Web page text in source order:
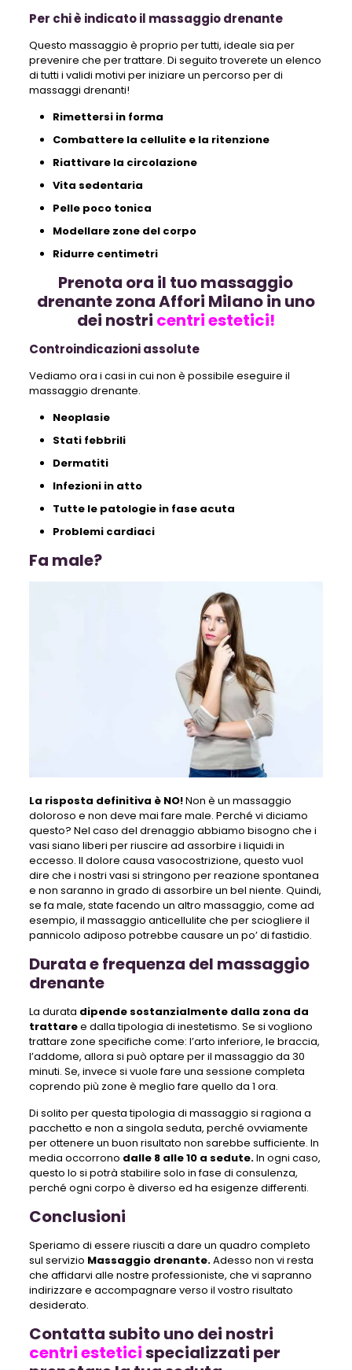
Per chi è indicato il massaggio drenante
Questo massaggio è proprio per tutti, ideale sia per
prevenire che per trattare. Di seguito troverete un elenco
di tutti i validi motivi per iniziare un percorso per di
massaggi drenanti!
Rimettersi in forma
Combattere la cellulite e la ritenzione
Riattivare la circolazione
Vita sedentaria
Pelle poco tonica
Modellare zone del corpo
Ridurre centimetri
Prenota ora il tuo massaggio
drenante zona Affori Milano in uno
dei nostri centri estetici!
Controindicazioni assolute
Vediamo ora i casi in cui non è possibile eseguire il
massaggio drenante.
Neoplasie
Stati febbrili
Dermatiti
Infezioni in atto
Tutte le patologie in fase acuta
Problemi cardiaci
Fa male?
La risposta definitiva è NO!Non è un massaggio
doloroso e non deve mai fare male. Perché vi diciamo
questo? Nel caso del drenaggio abbiamo bisogno che i
vasi siano liberi per riuscire ad assorbire i liquidi in
eccesso. Il dolore causa vasocostrizione, questo vuol
dire che i nostri vasi si stringono per reazione spontanea
e non saranno in grado di assorbire un bel niente. Quindi,
se fa male, state facendo un altro massaggio, come ad
esempio, il massaggio anticellulite che per sciogliere il
pannicolo adiposo potrebbe causare un po’ di fastidio.
Durata e frequenza del massaggio
drenante
La durata dipende sostanzialmente dalla zona da
trattaree dalla tipologia di inestetismo. Se si vogliono
trattare zone specifiche come: l’arto inferiore, le braccia,
l’addome, allora si può optare per il massaggio da 30
minuti. Se, invece si vuole fare una sessione completa
coprendo più zone è meglio fare quello da 1 ora.
Di solito per questa tipologia di massaggio si ragiona a
pacchetto e non a singola seduta, perché ovviamente
per ottenere un buon risultato non sarebbe sufficiente. In
media occorrono dalle 8 alle 10 a sedute.In ogni caso,
questo lo si potrà stabilire solo in fase di consulenza,
perché ogni corpo è diverso ed ha esigenze differenti.
Conclusioni
Speriamo di essere riusciti a dare un quadro completo
sul servizio Massaggio drenante.Adesso non vi resta
che affidarvi alle nostre professioniste, che vi sapranno
indirizzare e accompagnare verso il vostro risultato
desiderato.
Contatta subito uno dei nostri
centri esteticispecializzati per